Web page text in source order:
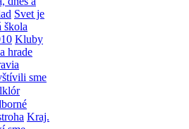
Svet je
škola
Kluby
hrade
sme
Kraj.